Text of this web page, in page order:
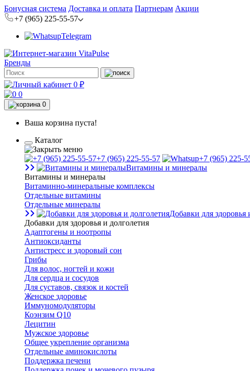
Бонусная система Доставка и оплата Партнерам Акции
+7 (965) 225-55-57
Telegram
Бренды
0 ₽
0
0
Ваша корзина пуста!
Каталог
+7 (965) 225-55-57 +7 (965) 225-
Витамины и минералы
Витамины и минералы
Витаминно-минеральные комплексы
Отдельные витамины
Отдельные минералы
Добавки для здоровья
Добавки для здоровья и долголетия
Адаптогены и ноотропы
Антиоксиданты
Антистресс и здоровый сон
Грибы
Для волос, ногтей и кожи
Для сердца и сосудов
Для суставов, связок и костей
Женское здоровье
Иммуномодуляторы
Коэнзим Q10
Лецитин
Мужское здоровье
Общее укрепление организма
Отдельные аминокислоты
Поддержка печени